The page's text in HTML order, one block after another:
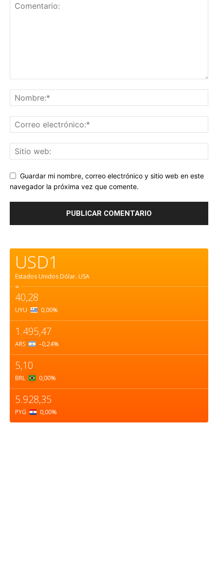
Guardar mi nombre, correo electrónico y sitio web en este
navegador la próxima vez que comente.
USD1
Estados Unidos Dólar. USA
=
40,28
UYU 0,00%
1.495,47
ARS –0,24%
5,10
BRL 0,00%
5.928,35
PYG 0,00%